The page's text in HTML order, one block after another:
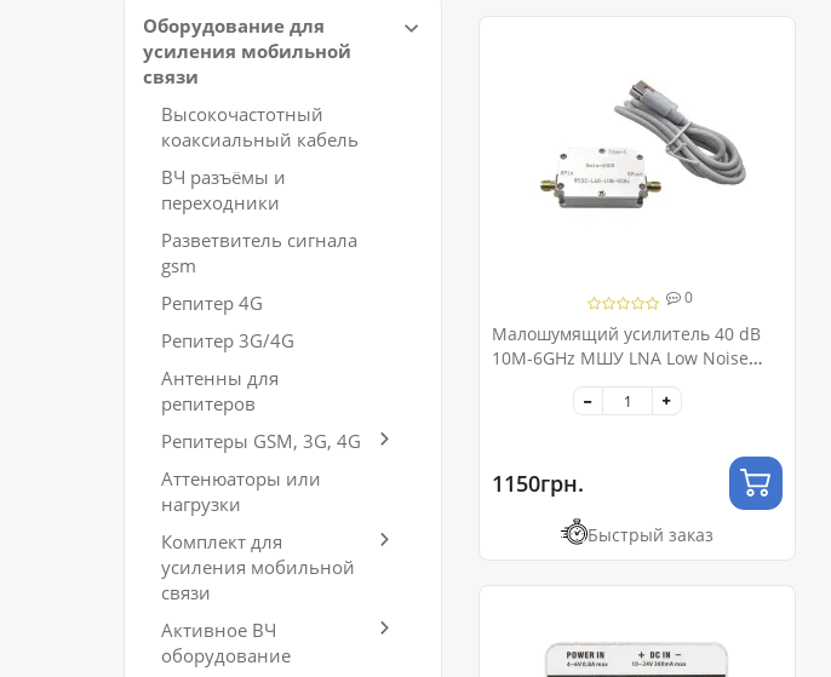
Оборудование для
усиления мобильной
связи
Высокочастотный
коаксиальный кабель
ВЧ разъёмы и
переходники
Разветвитель сигнала
gsm
Репитер 4G
Репитер 3G/4G
Антенны для
репитеров
Репитеры GSM, 3G, 4G
Аттенюаторы или
нагрузки
Комплект для
усиления мобильной
связи
Активное ВЧ
оборудование
0
Малошумящий усилитель 40 dB
10M-6GHz МШУ LNA Low Noise
1150грн.
Быстрый заказ